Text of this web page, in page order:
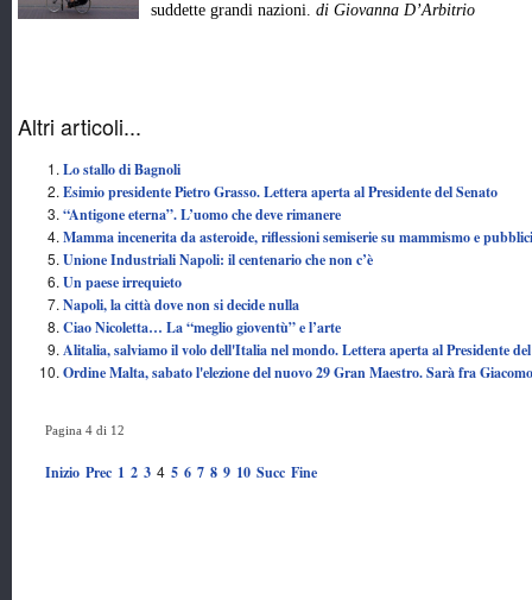
suddette grandi nazioni. di Giovanna D’Arbitrio
Altri articoli...
Lo stallo di Bagnoli
Esimio presidente Pietro Grasso. Lettera aperta al Presidente del Senato
“Antigone eterna”. L’uomo che deve rimanere
Mamma incenerita da asteroide, riflessioni semiserie su mammismo e
Unione Industriali Napoli: il centenario che non c’è
Un paese irrequieto
Napoli, la città dove non si decide nulla
Ciao Nicoletta… La “meglio gioventù” e l’arte
Alitalia, salviamo il volo dell'Italia nel mondo. Lettera aperta al Presidente
Ordine Malta, sabato l'elezione del nuovo 29 Gran Maestro. Sarà fra
Pagina 4 di 12
Inizio Prec 1 2 3 4 5 6 7 8 9 10 Succ Fine